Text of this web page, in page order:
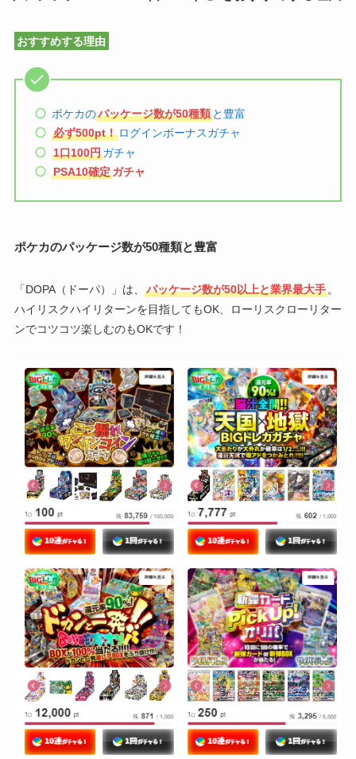
おすすめする理由
ポケカのパッケージ数が50種類 と豊富
必ず500pt！ ログインボーナスガチャ
1口100円ガチャ
PSA10確定ガチャ
ポケカのパッケージ数が50種類と豊富
「DOPA（ドーパ）」は、 パッケージ数が50以上と業界最大手。
ハイリスクハイリターンを目指してもOK、ローリスクローリター
ンでコツコツ楽しむのもOKです！